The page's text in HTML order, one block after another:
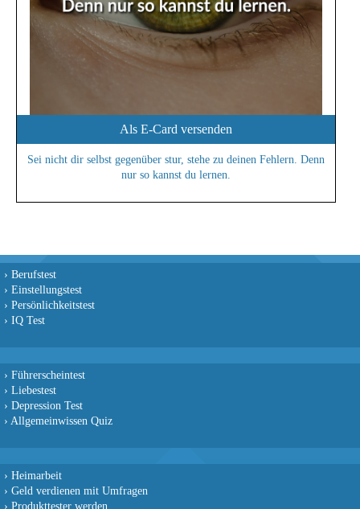
Als E-Card versenden
Sei nicht dir selbst gegenüber stur, stehe zu deinen Fehlern. Denn
nur so kannst du lernen.
› Berufstest
› Einstellungstest
› Persönlichkeitstest
› IQ Test
› Führerscheintest
› Liebestest
› Depression Test
› Allgemeinwissen Quiz
› Heimarbeit
› Geld verdienen mit Umfragen
› Produkttester werden